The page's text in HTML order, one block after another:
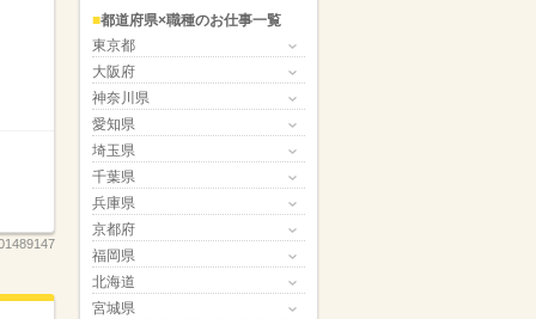
都道府県×職種のお仕事一覧
東京都
大阪府
神奈川県
愛知県
埼玉県
千葉県
兵庫県
京都府
福岡県
北海道
宮城県